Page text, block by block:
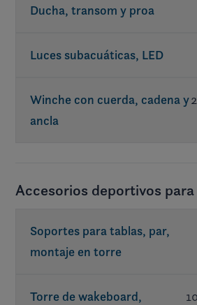
Ducha, transom y proa
Luces subacuáticas, LED
Winche con cuerda, cadena y
ancla
Accesorios deportivos
Soportes para tablas, par,
montaje en torre
Torre de wakeboard,